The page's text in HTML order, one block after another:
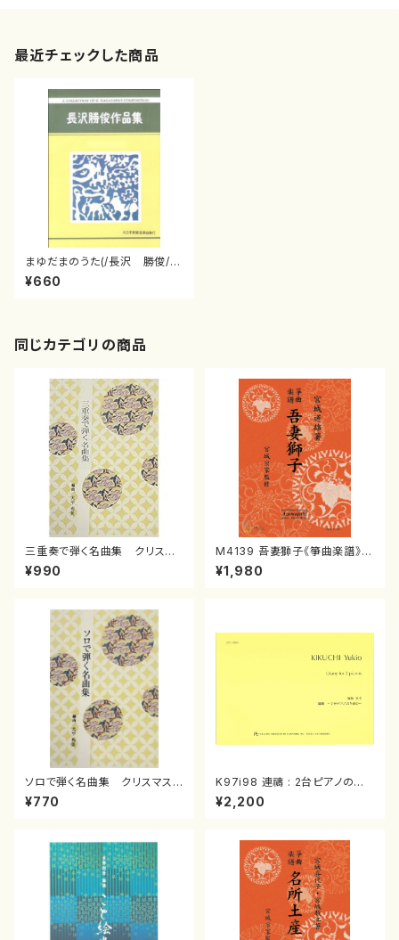
最近チェックした商品
まゆだまのうた(/長沢 勝俊/楽
譜）
¥660
同じカテゴリの商品
三重奏で弾く名曲集 クリスマ
スメドレー( 箏2/大平光美 編
曲/楽譜）
¥990
M4139 吾妻獅子《箏曲楽譜》
（箏/宮城道雄著・宮城宗家監修/
箏曲古典楽譜）
¥1,980
ソロで弾く名曲集 クリスマス・
イブ／恋人がサンタクロース(
箏独奏 /大平光美 編曲/楽
¥770
K97i98 連禱 : 2台ピアノのた
めの（2 Pianos / 菊池 幸夫 /
楽譜）
¥2,200